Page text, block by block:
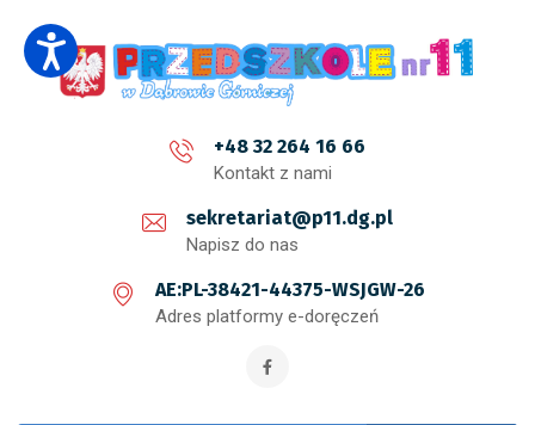
+48 32 264 16 66
Kontakt z nami
sekretariat@p11.dg.pl
Napisz do nas
AE:PL-38421-44375-WSJGW-26
Adres platformy e-doręczeń